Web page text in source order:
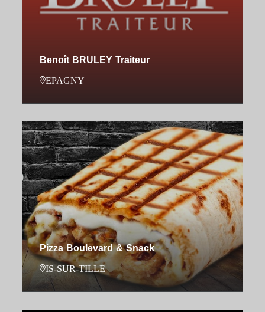
Benoît BRULEY Traiteur
EPAGNY
Pizza Boulevard & Snack
IS-SUR-TILLE